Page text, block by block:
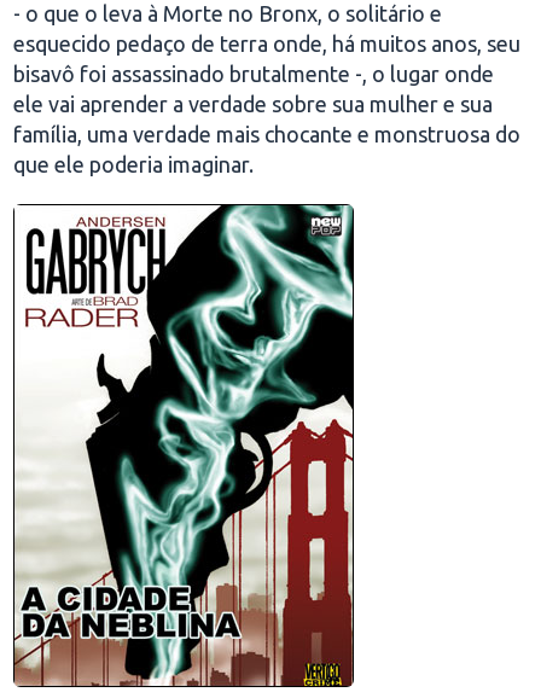
- o que o leva à Morte no Bronx, o solitário e
esquecido pedaço de terra onde, há muitos anos, seu
bisavô foi assassinado brutalmente -, o lugar onde
ele vai aprender a verdade sobre sua mulher e sua
família, uma verdade mais chocante e monstruosa do
que ele poderia imaginar.